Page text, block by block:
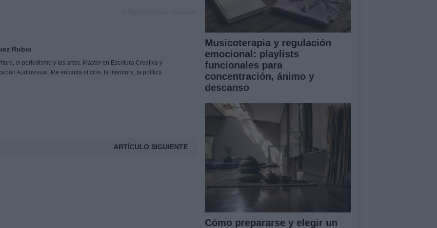
Rubio
el periodismo y las artes. Máster en Escritura Creativa y
Audiovisual. Me encanta el cine, la literatura, la política
ARTÍCULO SIGUIENTE
Musicoterapia y regulación
emocional: playlists
funcionales para
concentración, ánimo y
descanso
Cómo prepararse y elegir un